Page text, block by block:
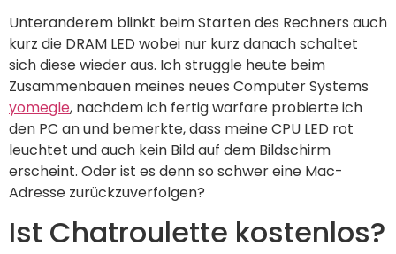
Unteranderem blinkt beim Starten des Rechners auch
kurz die DRAM LED wobei nur kurz danach schaltet
sich diese wieder aus. Ich struggle heute beim
Zusammenbauen meines neues Computer Systems
yomegle, nachdem ich fertig warfare probierte ich
den PC an und bemerkte, dass meine CPU LED rot
leuchtet und auch kein Bild auf dem Bildschirm
erscheint. Oder ist es denn so schwer eine Mac-
Adresse zurückzuverfolgen?
Ist Chatroulette kostenlos?